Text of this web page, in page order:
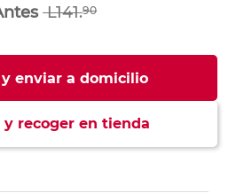
L141.90
enviar a domicilio
recoger en tienda